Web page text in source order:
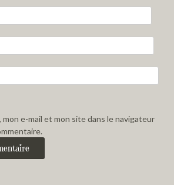
e-mail et mon site dans le navigateur